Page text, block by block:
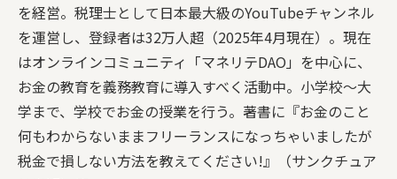
を経営。税理士として日本最大級のYouTubeチャンネル
を運営し、登録者は32万人超（2025年4月現在）。現在
はオンラインコミュニティ「マネリテDAO」を中心に、
お金の教育を義務教育に導入すべく活動中。小学校～大
学まで、学校でお金の授業を行う。著書に『お金のこと
何もわからないままフリーランスになっちゃいましたが
税金で損しない方法を教えてください!』（サンクチュア